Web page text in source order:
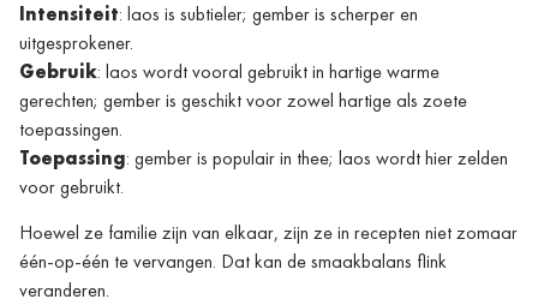
Intensiteit: laos is subtieler; gember is scherper en
uitgesprokener.
Gebruik: laos wordt vooral gebruikt in hartige warme
gerechten; gember is geschikt voor zowel hartige als zoete
toepassingen.
Toepassing: gember is populair in thee; laos wordt hier zelden
voor gebruikt.
Hoewel ze familie zijn van elkaar, zijn ze in recepten niet zomaar
één-op-één te vervangen. Dat kan de smaakbalans flink
veranderen.